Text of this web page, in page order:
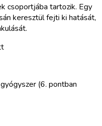
csoportjába tartozik. Egy
keresztül fejti ki hatását,
(6. pontban